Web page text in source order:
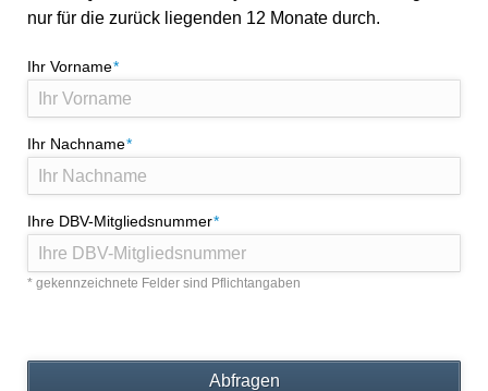
nur für die zurück liegenden 12 Monate durch.
Pflichtfeld
Ihr Vorname*
Pflichtfeld
Ihr Nachname*
Pflichtfeld
Ihre DBV-Mitgliedsnummer*
* gekennzeichnete Felder sind Pflichtangaben
Abfragen